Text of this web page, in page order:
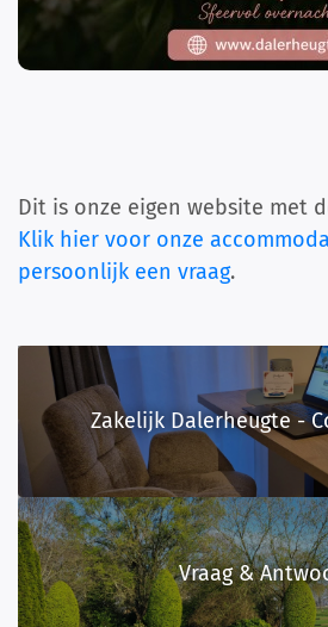
Dit is onze eigen website met
Klik hier voor onze
persoonlijk een vraag.
Zakelijk Dalerheugte -
Vraag &